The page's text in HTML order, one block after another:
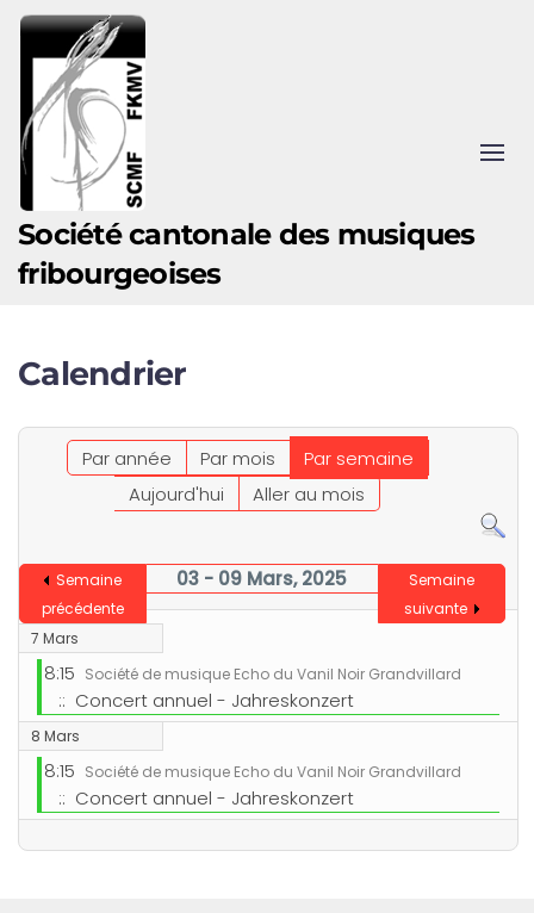
Accéder au contenu principal
Société cantonale des musiques
fribourgeoises
Calendrier
Par année Par mois
Par semaine
Aujourd'hui
Aller au mois
Semaine
précédente
03 - 09 Mars, 2025
Semaine
suivante
7 Mars
8:15 Société de musique Echo du Vanil Noir Grandvillard
:: Concert annuel - Jahreskonzert
8 Mars
8:15 Société de musique Echo du Vanil Noir Grandvillard
:: Concert annuel - Jahreskonzert